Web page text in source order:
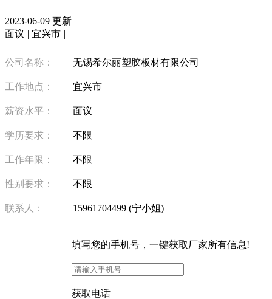
2023-06-09 更新
面议 | 宜兴市 |
公司名称： 无锡希尔丽塑胶板材有限公司
工作地点： 宜兴市
薪资水平： 面议
学历要求： 不限
工作年限： 不限
性别要求： 不限
联系人： 15961704499 (宁小姐)
填写您的手机号 ，一键获取厂家所有信息!
获取电话